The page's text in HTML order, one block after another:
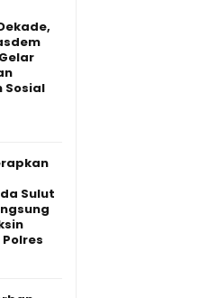
Sosial
Sulut
Polres